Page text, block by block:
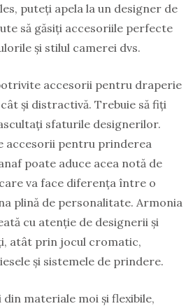
puteți apela la un designer de
să găsiți accesoriile perfecte
și stilul camerei dvs.
accesorii pentru draperie
și distractivă. Trebuie să fiți
sfaturile designerilor.
accesorii pentru prinderea
poate aduce acea notă de
va face diferența între o
plină de personalitate. Armonia
cu atenție de designerii și
atât prin jocul cromatic,
și sistemele de prindere.
materiale moi și flexibile,